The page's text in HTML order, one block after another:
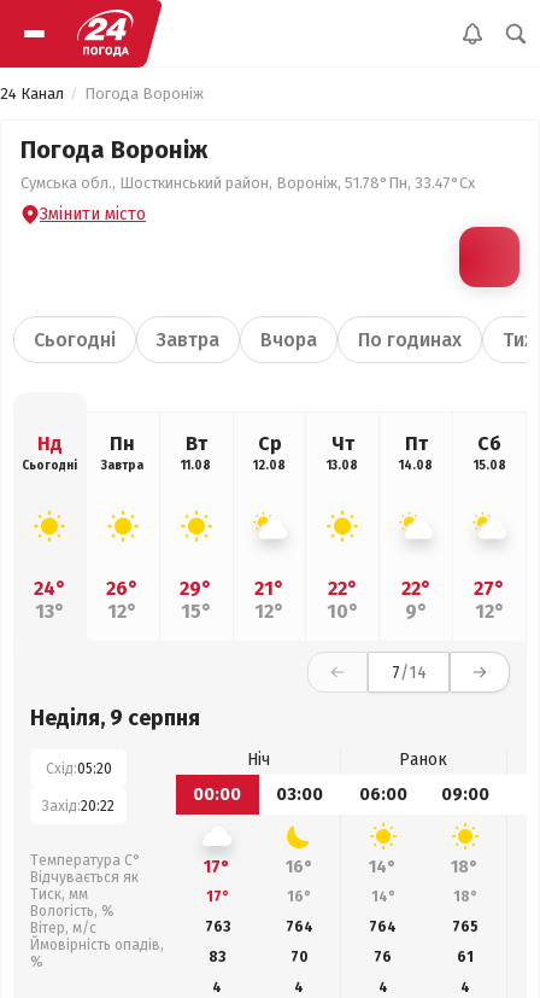
24 Канал Погода Вороніж
Погода Вороніж
Сумська обл., Шосткинський район, Вороніж, 51.78°Пн, 33.47°Сх
Змінити місто
Сьогодні Завтра Вчора По годинах
Нд
Сьогодні
24°
13°
Пн
Завтра
26°
12°
Вт
11.08
29°
15°
Ср
12.08
21°
12°
Чт
13.08
22°
10°
Пт
14.08
22°
9°
Сб
15.08
27°
12°
7/14
Неділя, 9 серпня
Схід:05:20
Захід:20:22
Температура С°
Відчувається як
Тиск, мм
Вологість, %
Вітер, м/с
Ймовірність опадів,
%
Ніч
Ранок
00:00
03:00 06:00 09:00
17° 16° 14° 18°
17° 16° 14° 18°
763
764 764 765
83
70 76 61
4
4 4
4